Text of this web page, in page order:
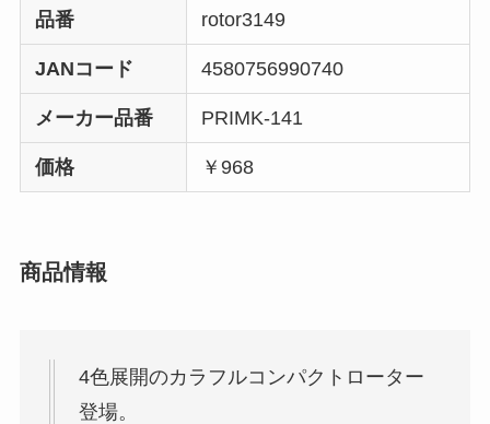
品番 rotor3149
JANコード 4580756990740
メーカー品番 PRIMK-141
価格 ￥968
商品情報
4色展開のカラフルコンパクトローター
登場。